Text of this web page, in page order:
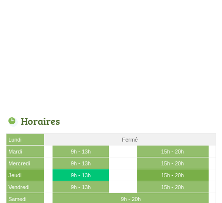
Horaires
Lundi
Fermé
Mardi
9h - 13h
15h - 20h
Mercredi
9h - 13h
15h - 20h
Jeudi
9h - 13h
15h - 20h
Vendredi
9h - 13h
15h - 20h
Samedi
9h - 20h